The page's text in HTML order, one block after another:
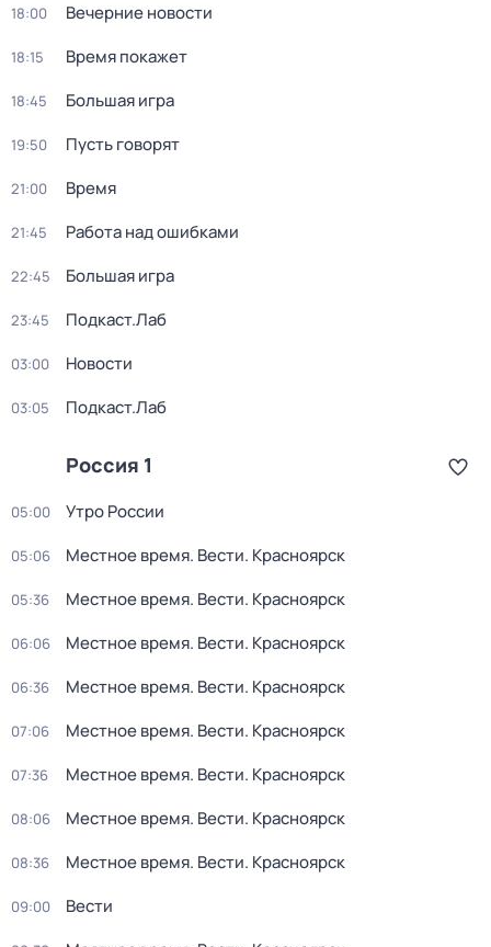
18:00 Вечерние новости
18:15 Время покажет
18:45 Большая игра
19:50 Пусть говорят
21:00 Время
21:45 Работа над ошибками
22:45 Большая игра
23:45 Подкаст.Лаб
03:00 Новости
03:05 Подкаст.Лаб
Россия 1
05:00 Утро России
05:06 Местное время. Вести. Красноярск
05:36 Местное время. Вести. Красноярск
06:06 Местное время. Вести. Красноярск
06:36 Местное время. Вести. Красноярск
07:06 Местное время. Вести. Красноярск
07:36 Местное время. Вести. Красноярск
08:06 Местное время. Вести. Красноярск
08:36 Местное время. Вести. Красноярск
09:00 Вести